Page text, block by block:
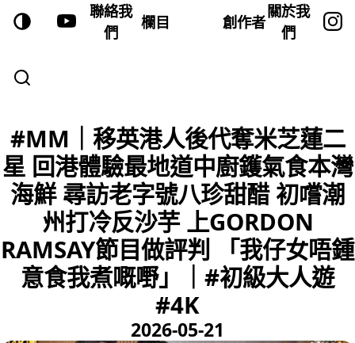
聯絡我
們
欄目 創作者
關於我
們
#MM｜移英港人後代奪米芝蓮二
星 回港體驗最地道中廚鑊氣食本灣
海鮮 尋訪老字號八珍甜醋 初嚐潮
州打冷反沙芋 上GORDON
RAMSAY節目做評判 「我仔女唔鍾
意食我煮嘅嘢」｜#初級大人遊
#4K
2026-05-21